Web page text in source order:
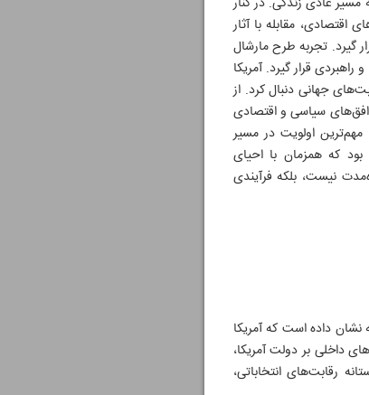
مقابله با آثار
گیرد. تجربه طرح مارشال
قرار گیرد. آمریکا
جهانی دنبال کرد. از
سیاسی و اقتصادی
مهم‌ترین اولویت در مسیر
که همزمان با احیای
نیست، بلکه فرآیندی
داده است که آمریکا
داخلی بر دولت آمریکا،
رقابت‌های انتخاباتی،